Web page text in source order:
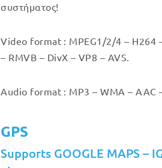
συστήματος!
Video format : MPEG1/2/4 – H264
– RMVB – DivX – VP8 – AVS.
Audio format : MP3 – WMA – AAC
GPS
Supports GOOGLE MAPS –